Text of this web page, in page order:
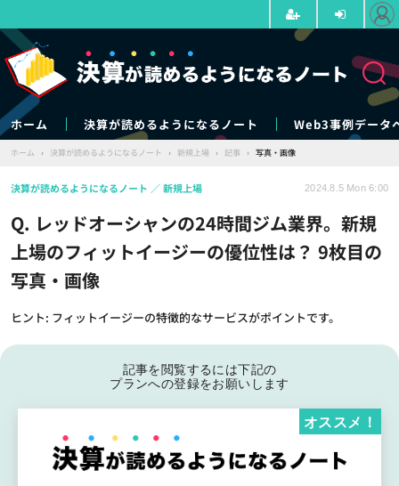
ホーム 決算が読めるようになるノート Web3事例データ
ホーム › 決算が読めるようになるノート › 新規上場 › 記事 › 写真・画像
Q. レッドオーシャンの24時間ジム業界。新規
上場のフィットイージーの優位性は？ 9枚目の
写真・画像
ヒント: フィットイージーの特徴的なサービスがポイントです。
決算が読めるようになるノート 新規上場 2024.8.5 Mon 6:00
記事を閲覧するには下記の
プランへの登録をお願いします
オススメ！